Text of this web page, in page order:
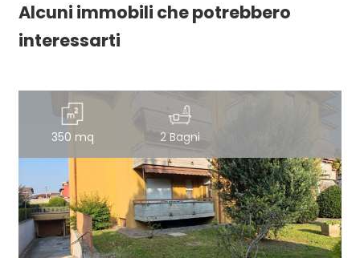
Alcuni immobili che potrebbero
interessarti
350 mq 2 Bagni